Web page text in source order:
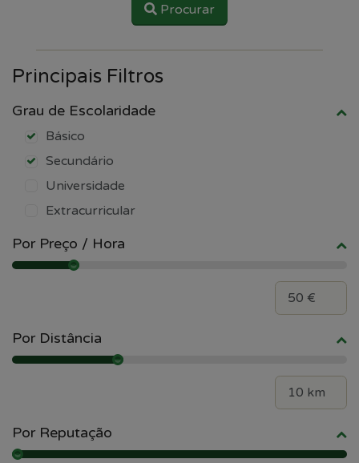
Procurar
Principais Filtros
Grau de Escolaridade
Básico
Secundário
Universidade
Extracurricular
Por Preço / Hora
Por Distância
Por Reputação